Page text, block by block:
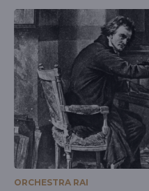
ORCHESTRA RAI